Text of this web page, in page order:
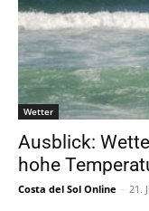
Wetter
Ausblick:
hohe
Costa del Sol Online - 21.